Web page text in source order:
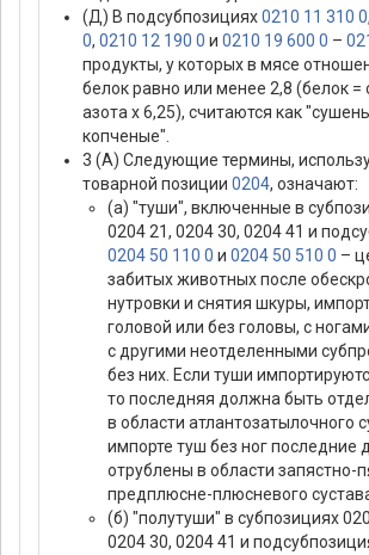
(Д) В подсубпозициях0210 11 310 0,
0, 0210 12 190 0 и 0210 19 600 0 –
продукты, у которых в мясе
белок равно или менее 2,8 (белок
азота х 6,25), считаются как
копченые".
3 (А) Следующие термины,
товарной позиции 0204, означают:
(а) "туши", включенные в
0204 21, 0204 30, 0204 41 и
0204 50 110 0 и 0204 50 510 0 –
забитых животных после
нутровки и снятия шкуры,
головой или без головы, с
с другими неотделенными
без них. Если туши
то последняя должна быть
в области атлантозатылочного
импорте туш без ног последние
отрублены в области запястно-
предплюсне-плюсневого
(б) "полутуши" в субпозициях
0204 30, 0204 41 и